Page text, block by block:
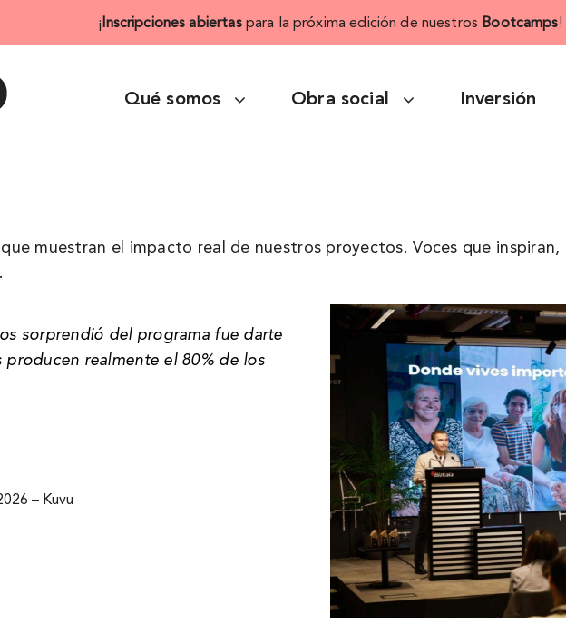
¡ Inscripciones abiertaspara la próxima edición de nuestros Bootcamps!
Qué somos Obra social Inversión
muestran el impacto real de nuestros proyectos. Voces que
sorprendió del programa fue darte
producen realmente el 80% de los
– Kuvu